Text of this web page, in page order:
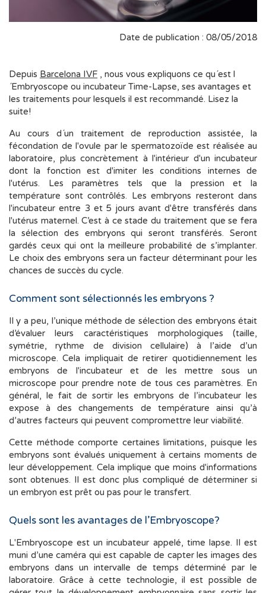
Date de publication : 08/05/2018
Depuis Barcelona IVF , nous vous expliquons ce qu´est l
´Embryoscope ou incubateur Time-Lapse, ses avantages et
les traitements pour lesquels il est recommandé. Lisez la
suite!
Au cours d´un traitement de reproduction assistée, la
fécondation de l'ovule par le spermatozoïde est réalisée au
laboratoire, plus concrètement à l'intérieur d'un incubateur
dont la fonction est d'imiter les conditions internes de
l'utérus. Les paramètres tels que la pression et la
température sont contrôlés. Les embryons resteront dans
l'incubateur entre 3 et 5 jours avant d'être transférés dans
l'utérus maternel. C’est à ce stade du traitement que se fera
la sélection des embryons qui seront transférés. Seront
gardés ceux qui ont la meilleure probabilité de s’implanter.
Le choix des embryons sera un facteur déterminant pour les
chances de succès du cycle.
Comment sont sélectionnés les embryons ?
Il y a peu, l’unique méthode de sélection des embryons était
d’évaluer leurs caractéristiques morphologiques (taille,
symétrie, rythme de division cellulaire) à l’aide d’un
microscope. Cela impliquait de retirer quotidiennement les
embryons de l'incubateur et de les mettre sous un
microscope pour prendre note de tous ces paramètres. En
général, le fait de sortir les embryons de l’incubateur les
expose à des changements de température ainsi qu’à
d’autres facteurs qui peuvent compromettre leur viabilité.
Cette méthode comporte certaines limitations, puisque les
embryons sont évalués uniquement à certains moments de
leur développement. Cela implique que moins d'informations
sont obtenues. Il est donc plus compliqué de déterminer si
un embryon est prêt ou pas pour le transfert.
Quels sont les avantages de l’Embryoscope?
L'Embryoscope est un incubateur appelé, time lapse. Il est
muni d’une caméra qui est capable de capter les images des
embryons dans un intervalle de temps déterminé par le
laboratoire. Grâce à cette technologie, il est possible de